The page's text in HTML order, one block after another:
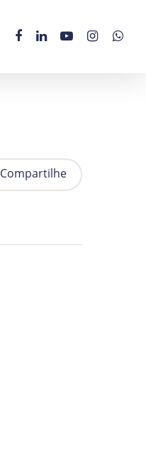
facebooklinkedinyoutubeinstagram
Compartilhe